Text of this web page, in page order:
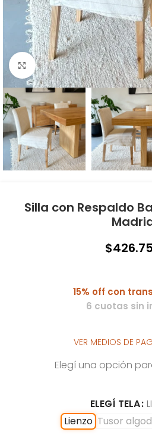
Click to enlarge
Silla con Respaldo
$
15% off con
6 cuotas sin
VER MEDIOS DE
Elegí una opción
ELEGÍ TELA
Lienzo Tusor